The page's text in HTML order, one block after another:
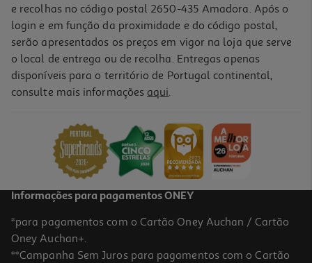
-10%
Livro Os Sonhos Da Girafa
PVP de editor
12,15 €
e recolhas no código postal 2650-435 Amadora. Após o
login e em função da proximidade e do código postal,
serão apresentados os preços em vigor na loja que serve
o local de entrega ou de recolha. Entregas apenas
disponíveis para o território de Portugal continental,
consulte mais informações aqui.
Informações para pagamentos ONEY
*para pagamentos com o Cartão Oney Auchan / Cartão
Oney Auchan+.
**Campanha Sem Juros para pagamentos com o Cartão